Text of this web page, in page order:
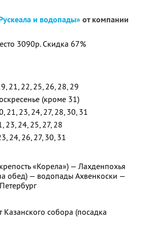
и водопады»от компании
3090р. Скидка 67%
21, 22, 25, 26, 28, 29
(кроме 31)
21, 23, 24, 27, 28, 30, 31
23, 24, 25, 27, 28
24, 26, 27, 30, 31
«Корела») — Лахденпохья
обед) — водопады Ахвенкоски —
Казанского собора (посадка